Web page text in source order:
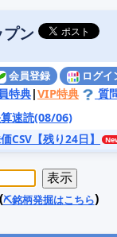
ン
会員登録 ログイ
特典|VIP特典
質
算速読(08/06)
CSV【残り24日】
⛏️銘柄発掘はこちら)